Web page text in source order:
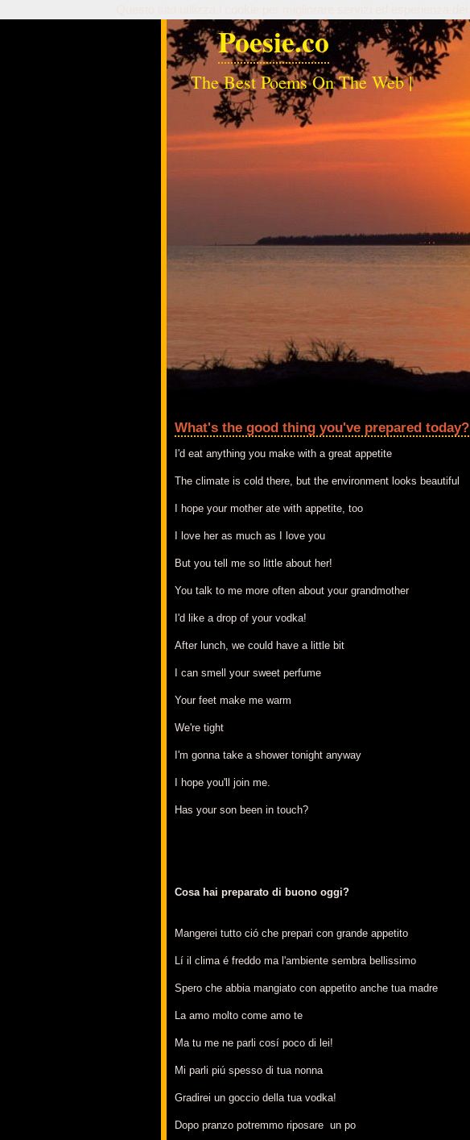
Poesie.co
The Best Poems On The Web |
What's the good thing you've prepared today?
I'd eat anything you make with a great appetite
The climate is cold there, but the environment looks beautiful
I hope your mother ate with appetite, too
I love her as much as I love you
But you tell me so little about her!
You talk to me more often about your grandmother
I'd like a drop of your vodka!
After lunch, we could have a little bit
I can smell your sweet perfume
Your feet make me warm
We're tight
I'm gonna take a shower tonight anyway
I hope you'll join me.
Has your son been in touch?
Cosa hai preparato di buono oggi?
Mangerei tutto ció che prepari con grande appetito
Lí il clima é freddo ma l'ambiente sembra bellissimo
Spero che abbia mangiato con appetito anche tua madre
La amo molto come amo te
Ma tu me ne parli cosí poco di lei!
Mi parli piú spesso di tua nonna
Gradirei un goccio della tua vodka!
Dopo pranzo potremmo riposare un po